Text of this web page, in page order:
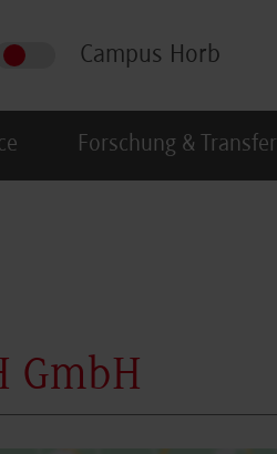
Campus Horb
Forschung & Transfer
GmbH